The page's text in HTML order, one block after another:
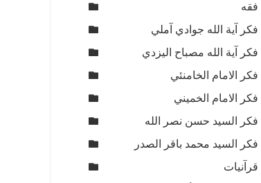
فقه
فكر آية الله جوادي آملي
فكر آية الله مصباح اليزدي
فكر الامام الخامنئي
فكر الامام الخميني
فكر السيد حسن نصر الله
فكر السيد محمد باقر الصدر
قرآنيات